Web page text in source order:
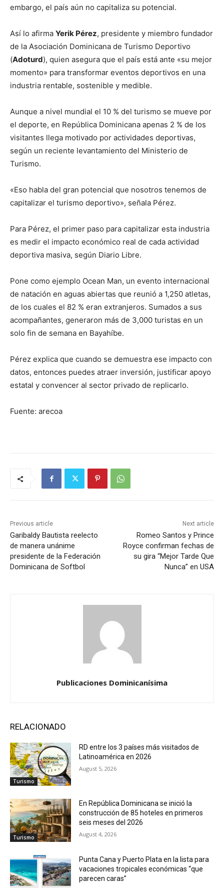
embargo, el país aún no capitaliza su potencial.
Así lo afirma Yerik Pérez, presidente y miembro fundador
de la Asociación Dominicana de Turismo Deportivo
(Adoturd), quien asegura que el país está ante «su mejor
momento» para transformar eventos deportivos en una
industria rentable, sostenible y medible.
Aunque a nivel mundial el 10 % del turismo se mueve por
el deporte, en República Dominicana apenas 2 % de los
visitantes llega motivado por actividades deportivas,
según un reciente levantamiento del Ministerio de
Turismo.
«Eso habla del gran potencial que nosotros tenemos de
capitalizar el turismo deportivo», señala Pérez.
Para Pérez, el primer paso para capitalizar esta industria
es medir el impacto económico real de cada actividad
deportiva masiva, según Diario Libre.
Pone como ejemplo Ocean Man, un evento internacional
de natación en aguas abiertas que reunió a 1,250 atletas,
de los cuales el 82 % eran extranjeros. Sumados a sus
acompañantes, generaron más de 3,000 turistas en un
solo fin de semana en Bayahíbe.
Pérez explica que cuando se demuestra ese impacto con
datos, entonces puedes atraer inversión, justificar apoyo
estatal y convencer al sector privado de replicarlo.
Fuente: arecoa
Previous article
Garibaldy Bautista reelecto
de manera unánime
presidente de la Federación
Dominicana de Softbol
Next article
Romeo Santos y Prince
Royce confirman fechas de
su gira “Mejor Tarde Que
Nunca” en USA
Publicaciones Dominicanísima
RELACIONADO
Turismo
RD entre los 3 países más visitados de
Latinoamérica en 2026
August 5, 2026
Turismo
En República Dominicana se inició la
construcción de 85 hoteles en primeros
seis meses del 2026
August 4, 2026
Punta Cana y Puerto Plata en la lista para
vacaciones tropicales económicas “que
parecen caras”